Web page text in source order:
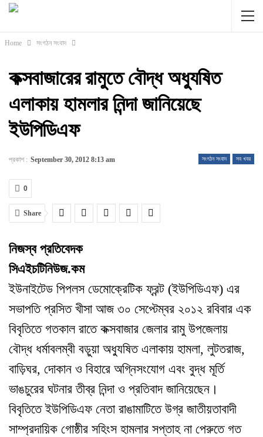
Home সংগঠন সংবাদ
কক্সবাজারের রামুতে বৌদ্ধ অধ্যুষিত
এলাকায় হামলার নিন্দা জানিয়েছে
ইউপিডিএফ
সংগঠন সংবাদ সব খবর
প্রকাশ : September 30, 2012 8:13 am
0
Share
নিজস্ব প্রতিবেদক
সিএইচটিনিউজ.কম
ইউনাইটেড পিপলস ডেমোক্রেটিক ফ্রন্ট (ইউপিডিএফ) এর
সভাপতি প্রসিত খীসা আজ ৩০ সেপ্টেম্বর ২০১২ রবিবার এক
বিবৃতিতে গতকাল রাতে কক্সবাজার জেলার রামু উপজেলায়
বৌদ্ধ ধর্মাবলম্বী বড়ুয়া অধ্যুষিত এলাকায় হামলা, লুটতরাজ,
বাড়িঘর, দোকান ও বিহারে অগ্নিসংযোগ এবং বুদ্ধ মূর্তি
ভাঙচুরের ঘটনার তীব্র নিন্দা ও প্রতিবাদ জানিয়েছেন ।
বিবৃতিতে ইউপিডিএফ নেতা রাঙামাটিতে উগ্র জাতীয়তাবাদী
সাম্প্রদায়িক গোষ্ঠীর সহিংস হামলার সপ্তাহ না পেরুতে গত